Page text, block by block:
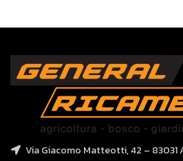
Via Giacomo Matteotti, 42 – 83031